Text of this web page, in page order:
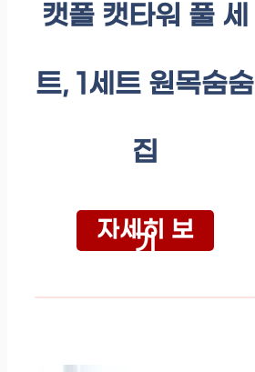
캣폴 캣타워 풀 세
트, 1세트 원목숨숨
집
자세히 보
기